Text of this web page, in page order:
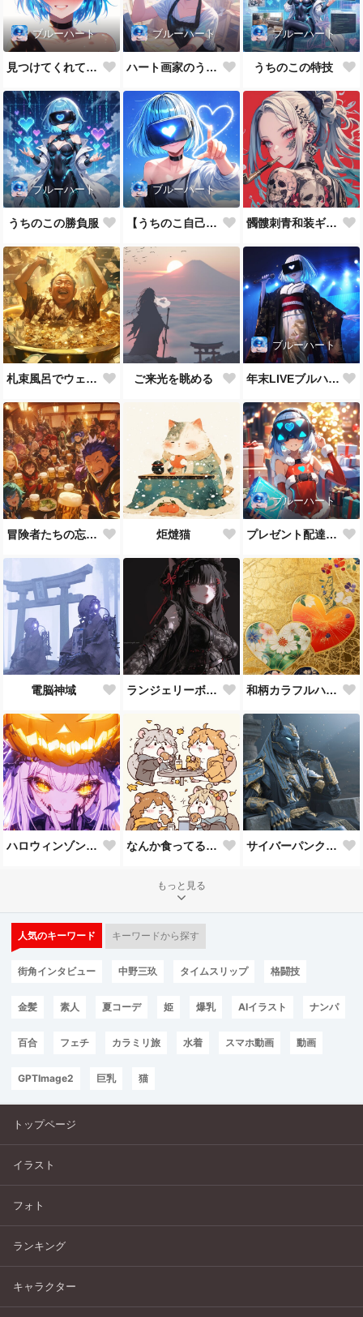
ブルーハート
見つけてくれてありがとう
ブルーハート
ハート画家のうちのこ
ブルーハート
うちのこの特技
ブルーハート
うちのこの勝負服
ブルーハート
【うちのこ自己紹介】ブルーハート 髑髏刺青和装ギャル
札束風呂でウェーイww ご来光を眺める
ブルーハート
年末LIVEブルハちゃん
冒険者たちの忘年会 炬燵猫
ブルーハート
プレゼント配達人ブルハちゃん
電脳神域 ランジェリーボディースーツちゃん 和柄カラフルハート
ハロウィンゾンビメイクJKカボチャ乗せ なんか食ってるネズミ サイバーパンクエジプト神
もっと見る
人気のキーワード キーワードから探す
街角インタビュー 中野三玖 タイムスリップ 格闘技
金髪 素人 夏コーデ 姫 爆乳 AIイラスト ナンパ
百合 フェチ カラミリ旅 水着 スマホ動画 動画
GPTImage2 巨乳 猫
トップページ
イラスト
フォト
ランキング
キャラクター